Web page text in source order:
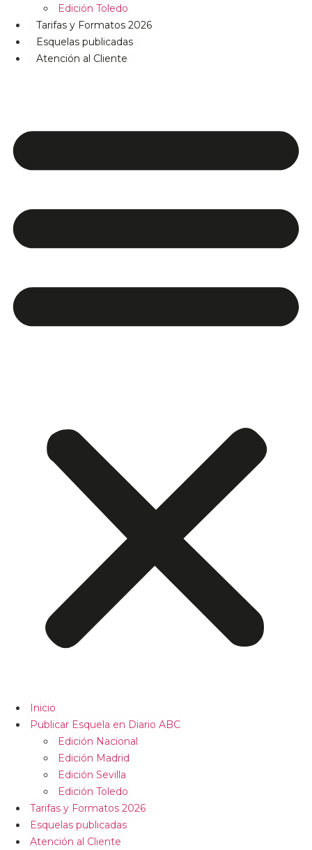
Edición Toledo
Tarifas y Formatos 2026
Esquelas publicadas
Atención al Cliente
Inicio
Publicar Esquela en Diario ABC
Edición Nacional
Edición Madrid
Edición Sevilla
Edición Toledo
Tarifas y Formatos 2026
Esquelas publicadas
Atención al Cliente